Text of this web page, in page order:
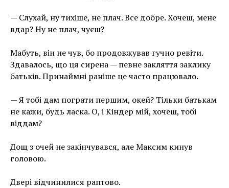
— Слухай, ну тихіше, не плач. Все добре. Хочеш, мене
вдар? Ну не плач, чуєш?
Мабуть, він не чув, бо продовжував гучно ревіти.
Здавалось, що ця сирена — певне закляття заклику
батьків. Принаймні раніше це часто працювало.
— Я тобі дам пограти першим, окей? Тільки батькам
не кажи, будь ласка. О, і Кіндер мій, хочеш, тобі
віддам?
Дощ з очей не закінчувався, але Максим кинув
головою.
Двері відчинилися раптово.